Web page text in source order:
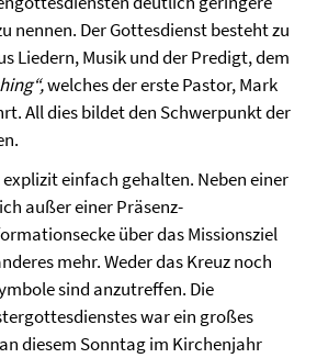
nennen. Der Gottesdienst besteht zu
Liedern, Musik und der Predigt, dem
welches der erste Pastor, Mark
All dies bildet den Schwerpunkt der
einfach gehalten. Neben einer
außer einer Präsenz-
über das Missionsziel
mehr. Weder das Kreuz noch
sind anzutreffen. Die
war ein großes
diesem Sonntag im Kirchenjahr